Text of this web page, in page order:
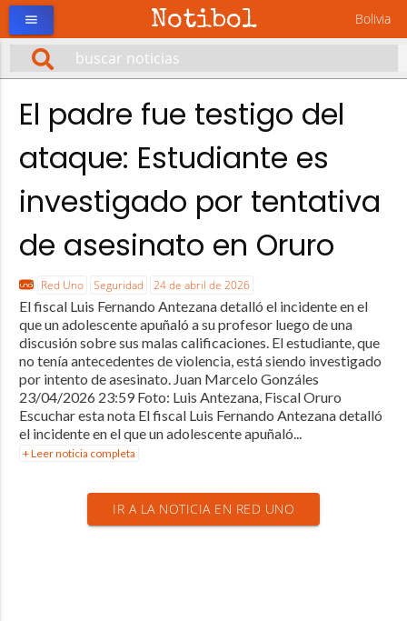
Notibol Bolivia
menu
El padre fue testigo del
ataque: Estudiante es
investigado por tentativa
de asesinato en Oruro
Red Uno Seguridad 24 de abril de 2026
El fiscal Luis Fernando Antezana detalló el incidente en el
que un adolescente apuñaló a su profesor luego de una
discusión sobre sus malas calificaciones. El estudiante, que
no tenía antecedentes de violencia, está siendo investigado
por intento de asesinato. Juan Marcelo Gonzáles
23/04/2026 23:59 Foto: Luis Antezana, Fiscal Oruro
Escuchar esta nota El fiscal Luis Fernando Antezana detalló
el incidente en el que un adolescente apuñaló...
+ Leer noticia completa
IR A LA NOTICIA EN RED UNO